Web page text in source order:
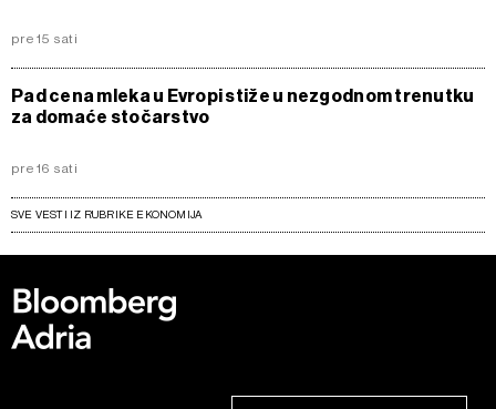
pre 15 sati
Pad cena mleka u Evropi stiže u nezgodnom trenutku
za domaće stočarstvo
pre 16 sati
SVE VESTI IZ RUBRIKE EKONOMIJA